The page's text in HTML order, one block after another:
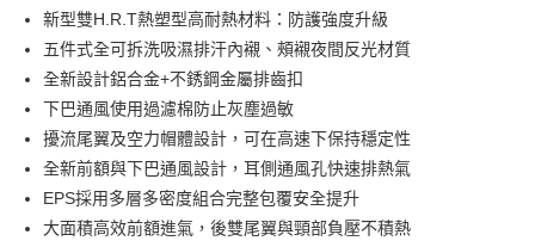
運送方式
全家取貨付款(安全帽一頂以上請選宅配)
每筆NT$60，滿NT$1,000(含以上)免運費
7-11取貨付款(安全帽一頂以上請選宅配)
每筆NT$60，滿NT$1,000(含以上)免運費
宅配
每筆NT$100，滿NT$1,000(含以上)免運費
新型雙H.R.T熱塑型高耐熱材料：防護強度升級
五件式全可拆洗吸濕排汗內襯、頰襯夜間反光材質
全新設計鋁合金+不銹鋼金屬排齒扣
下巴通風使用過濾棉防止灰塵過敏
擾流尾翼及空力帽體設計，可在高速下保持穩定性
全新前額與下巴通風設計，耳側通風孔快速排熱氣
EPS採用多層多密度組合完整包覆安全提升
大面積高效前額進氣，後雙尾翼與頸部負壓不積熱